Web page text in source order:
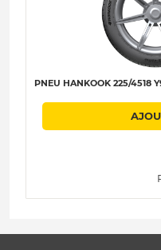
PNEU HANKOOK 225/4518